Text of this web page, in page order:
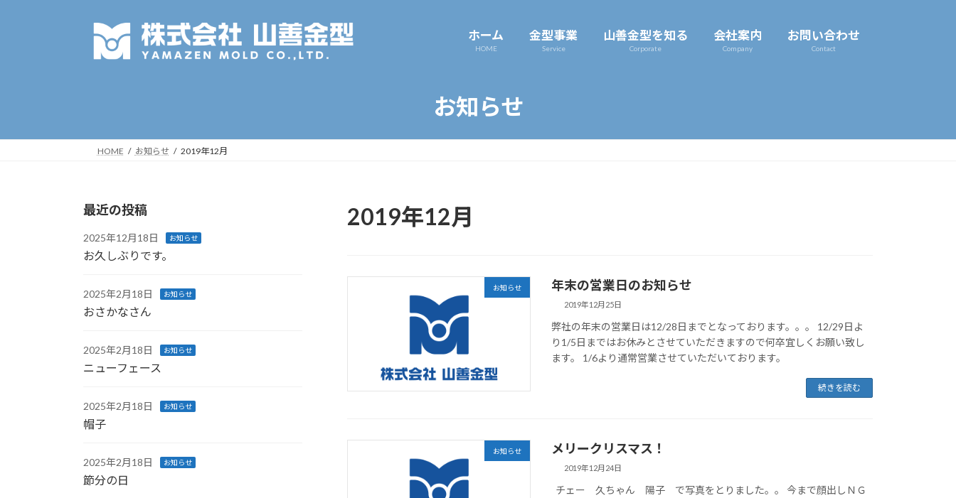
ホーム
HOME
金型事業
Service
山善金型を知る
Corporate
会社案内
Company
お問い合わせ
Contact
お知らせ
HOME お知らせ 2019年12月
2019年12月
お知らせ 年末の営業日のお知らせ
2019年12月25日
弊社の年末の営業日は12/28日までとなっております。。。 12/29日よ
り1/5日まではお休みとさせていただきますので何卒宜しくお願い致し
ます。 1/6より通常営業させていただいております。
続きを読む
お知らせ メリークリスマス！
2019年12月24日
チェー 久ちゃん 陽子 で写真をとりました。。 今まで顔出しＮＧ
最近の投稿
2025年12月18日 お知らせ
お久しぶりです。
2025年2月18日 お知らせ
おさかなさん
2025年2月18日 お知らせ
ニューフェース
2025年2月18日 お知らせ
帽子
2025年2月18日 お知らせ
節分の日